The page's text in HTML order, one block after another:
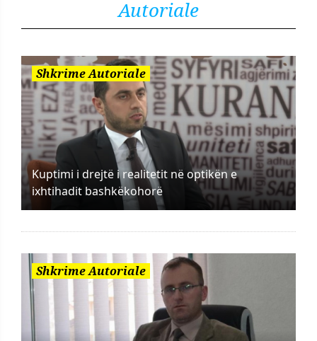
Autoriale
Shkrime Autoriale
Kuptimi i drejtë i realitetit në optikën e
ixhtihadit bashkëkohorë
Shkrime Autoriale